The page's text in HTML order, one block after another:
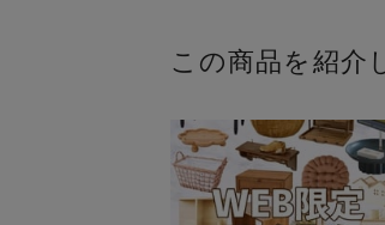
この商品を紹介